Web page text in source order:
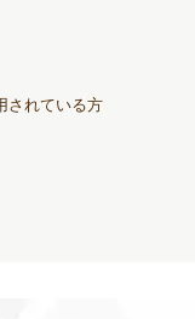
されている方